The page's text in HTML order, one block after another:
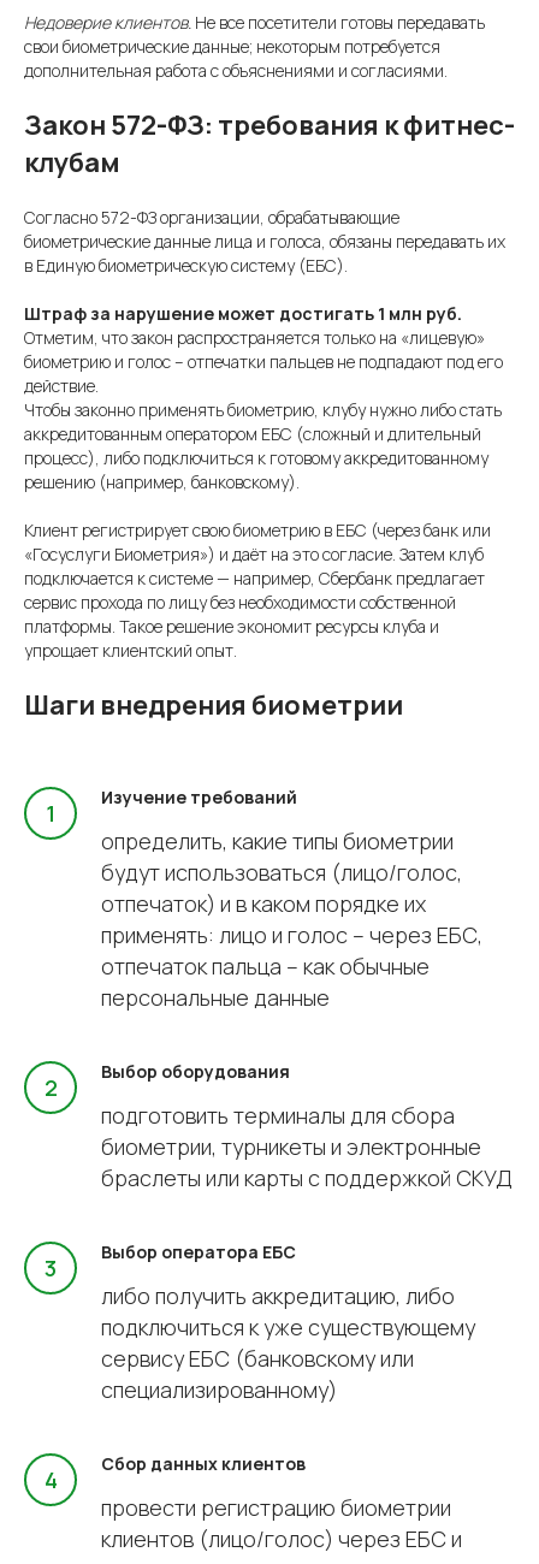
Недоверие клиентов. Не все посетители готовы передавать
свои биометрические данные; некоторым потребуется
дополнительная работа с объяснениями и согласиями.
Закон 572-ФЗ: требования к фитнес-
клубам
Согласно 572-ФЗ организации, обрабатывающие
биометрические данные лица и голоса, обязаны передавать их
в Единую биометрическую систему (ЕБС).
Штраф за нарушение может достигать 1 млн руб.
Отметим, что закон распространяется только на «лицевую»
биометрию и голос – отпечатки пальцев не подпадают под его
действие.
Чтобы законно применять биометрию, клубу нужно либо стать
аккредитованным оператором ЕБС (сложный и длительный
процесс), либо подключиться к готовому аккредитованному
решению (например, банковскому).
Клиент регистрирует свою биометрию в ЕБС (через банк или
«Госуслуги Биометрия») и даёт на это согласие. Затем клуб
подключается к системе — например, Сбербанк предлагает
сервис прохода по лицу без необходимости собственной
платформы. Такое решение экономит ресурсы клуба и
упрощает клиентский опыт.
Шаги внедрения биометрии
Изучение требований
определить, какие типы биометрии
будут использоваться (лицо/голос,
отпечаток) и в каком порядке их
применять: лицо и голос – через ЕБС,
отпечаток пальца – как обычные
персональные данные
Выбор оборудования
подготовить терминалы для сбора
биометрии, турникеты и электронные
браслеты или карты с поддержкой СКУД
Выбор оператора ЕБС
либо получить аккредитацию, либо
подключиться к уже существующему
сервису ЕБС (банковскому или
специализированному)
Сбор данных клиентов
провести регистрацию биометрии
клиентов (лицо/голос) через ЕБС и